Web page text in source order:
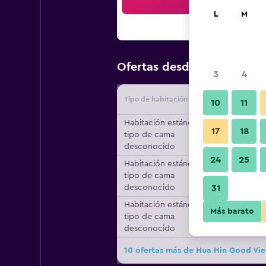
Ofertas desde Oferta
Tipo de habitación
Habitación estándar,
tipo de cama
desconocido
Habitación estándar,
tipo de cama
desconocido
Habitación estándar,
tipo de cama
desconocido
10 ofertas más de Hua Hin Good
L M
3 4
10 11
17 18
24 25
31
Más barato